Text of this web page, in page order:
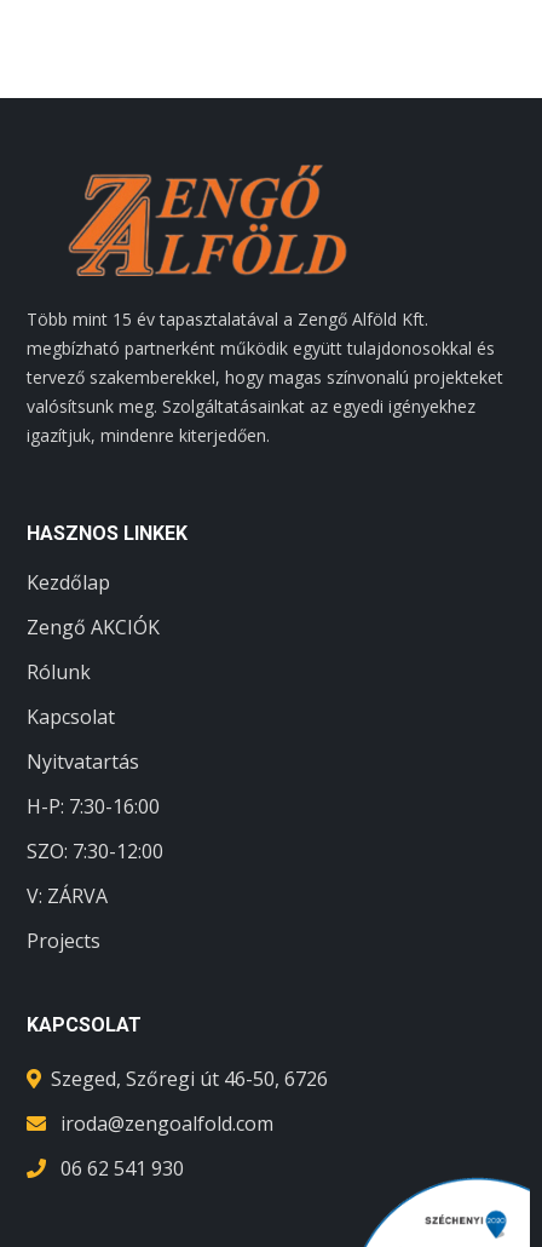
Több mint 15 év tapasztalatával a Zengő Alföld Kft.
megbízható partnerként működik együtt tulajdonosokkal és
tervező szakemberekkel, hogy magas színvonalú projekteket
valósítsunk meg. Szolgáltatásainkat az egyedi igényekhez
igazítjuk, mindenre kiterjedően.
HASZNOS LINKEK
Kezdőlap
Zengő AKCIÓK
Rólunk
Kapcsolat
Nyitvatartás
H-P: 7:30-16:00
SZO: 7:30-12:00
V: ZÁRVA
Projects
KAPCSOLAT
Szeged, Szőregi út 46-50, 6726
iroda@zengoalfold.com
06 62 541 930